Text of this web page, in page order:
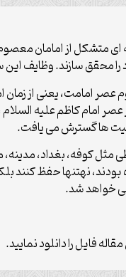
متشکل از امامان معصوم:
محقق سازند. وظایف
عصر امامت، یعنى از
امام کاظم علیه
‏ها گسترش می‏ یافت.
مثل کوفه، بغداد،
بودند، نه­تنها حفظ
خواهد شد.
فایل را دانلود نمایید.